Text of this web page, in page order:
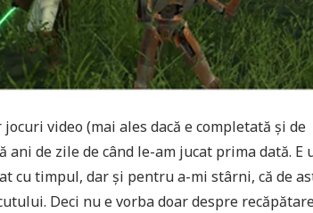
video (mai ales dacă e completată și de
de zile de când le-am jucat prima dată. E
cu timpul, dar și pentru a-mi stârni, că de
Deci nu e vorba doar despre